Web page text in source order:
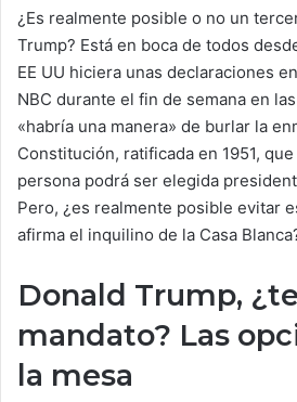
¿Es realmente posible o no un
Trump? Está en boca de todos
EE UU hiciera unas declaraciones
NBC durante el fin de semana en
«habría una manera» de burlar la
Constitución, ratificada en 1951,
persona podrá ser elegida
Pero, ¿es realmente posible evitar
afirma el inquilino de la Casa
Donald Trump,
mandato? Las
la mesa